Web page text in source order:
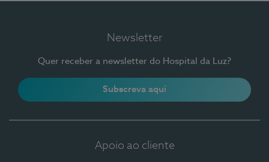
Newsletter
Quer receber a newsletter do Hospital da Luz?
Subscreva aqui
Apoio ao cliente